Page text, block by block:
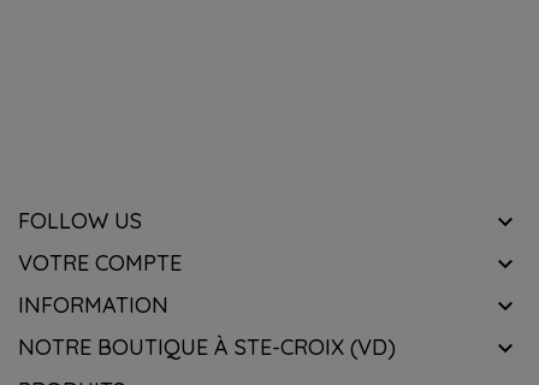
FOLLOW US 
VOTRE COMPTE 
INFORMATION 
NOTRE BOUTIQUE À STE-CROIX (VD) 